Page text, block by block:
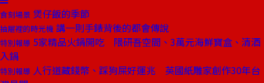
食刻場景 煲仔飯的季節
抽屜裡的時光機 講一則手錶背後的都會傳說
特別報導 5家精品火鍋開吃 隈研吾空間、3萬元海鮮寶盒、清酒
入鍋
特別報導 人行道藏錢幣、踩狗屎好運兆 英國紙雕家創作30年台